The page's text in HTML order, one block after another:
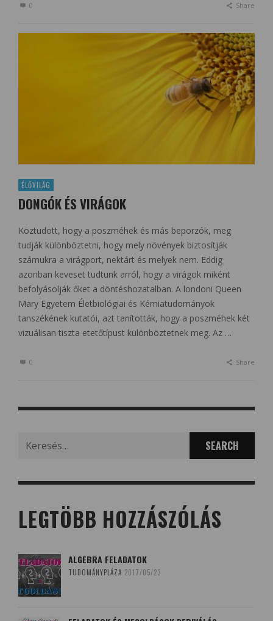
0 Share
ÉLŐVILÁG
DONGÓK ÉS VIRÁGOK
Köztudott, hogy a poszméhek és más beporzók, meg
tudják különböztetni, hogy mely növények biztosítják
számukra a virágport, nektárt és melyek nem. Eddig
azonban keveset tudtunk arról, hogy a virágok miként
befolyásolják őket a döntéshozatalban. A londoni Queen
Mary Egyetem Életbiológiai és Kémiatudományok
tanszékének kutatói, azt tanították, hogy a poszméhek két
vizuálisan tiszta etetőtípust különböztetnek meg. Az …
0 Share
for:
LEGTÖBB HOZZÁSZÓLÁS
ALGEBRA FELADATOK
TUDOMÁNYPLÁZA 2017/05/23